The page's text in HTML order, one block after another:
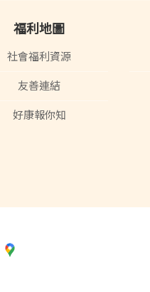
福利地圖
社會福利資源
友善連結
好康報你知